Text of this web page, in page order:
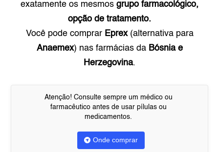
exatamente os mesmos grupo farmacológico,
opção de tratamento.
Você pode comprar Eprex(alternativa para
Anaemex) nas farmácias da Bósnia e
Herzegovina.
Atenção! Consulte sempre um médico ou
farmacêutico antes de usar pílulas ou
medicamentos.
Onde comprar